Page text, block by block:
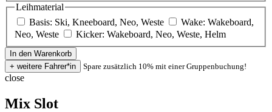
Leihmaterial
Basis: Ski, Kneeboard, Neo, Weste
Wake: Wakeboard,
Neo, Weste
Kicker: Wakeboard, Neo, Weste, Helm
Spare zusätzlich 10% mit einer Gruppenbuchung!
close
Mix Slot